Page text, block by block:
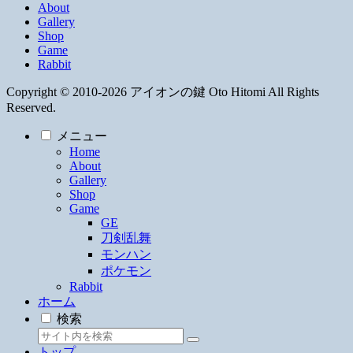
About
Gallery
Shop
Game
Rabbit
Copyright © 2010-2026 アイオンの鍵 Oto Hitomi All Rights
Reserved.
メニュー
Home
About
Gallery
Shop
Game
GE
刀剣乱舞
モンハン
ポケモン
Rabbit
ホーム
検索